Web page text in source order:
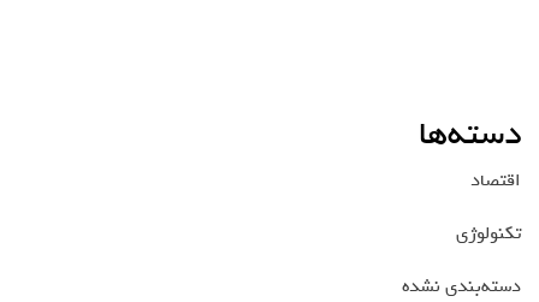
دسته‌ها
اقتصاد
تکنولوژی
دسته‌بندی نشده